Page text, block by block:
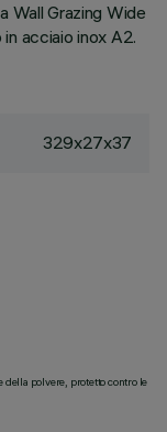
Grazing Wide
acciaio inox A2.
329x27x37
polvere, protetto contro le